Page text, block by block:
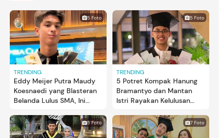
5 Foto
TRENDING
Eddy Meijer Putra Maudy
Koesnaedi yang Blasteran
Belanda Lulus SMA, Ini
5 Foto
TRENDING
5 Potret Kompak Hanung
Bramantyo dan Mantan
Istri Rayakan Kelulusan
Bhumi
5 Foto 7 Foto